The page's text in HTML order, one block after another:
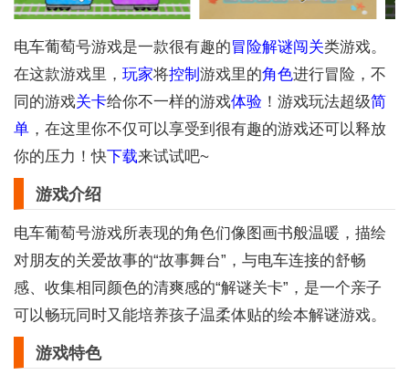
电车葡萄号游戏是一款很有趣的冒险解谜闯关类游戏。
在这款游戏里， 玩家将控制游戏里的角色进行冒险，不
同的游戏关卡给你不一样的游戏体验 ！游戏玩法超级简
单，在这里你不仅可以享受到很有趣的游戏还可以释放
你的压力！快下载来试试吧~
游戏介绍
电车葡萄号游戏所表现的角色们像图画书般温暖，描绘
对朋友的关爱故事的“故事舞台”，与电车连接的舒畅
感、收集相同颜色的清爽感的“解谜关卡”，是一个亲子
可以畅玩同时又能培养孩子温柔体贴的绘本解谜游戏。
游戏特色